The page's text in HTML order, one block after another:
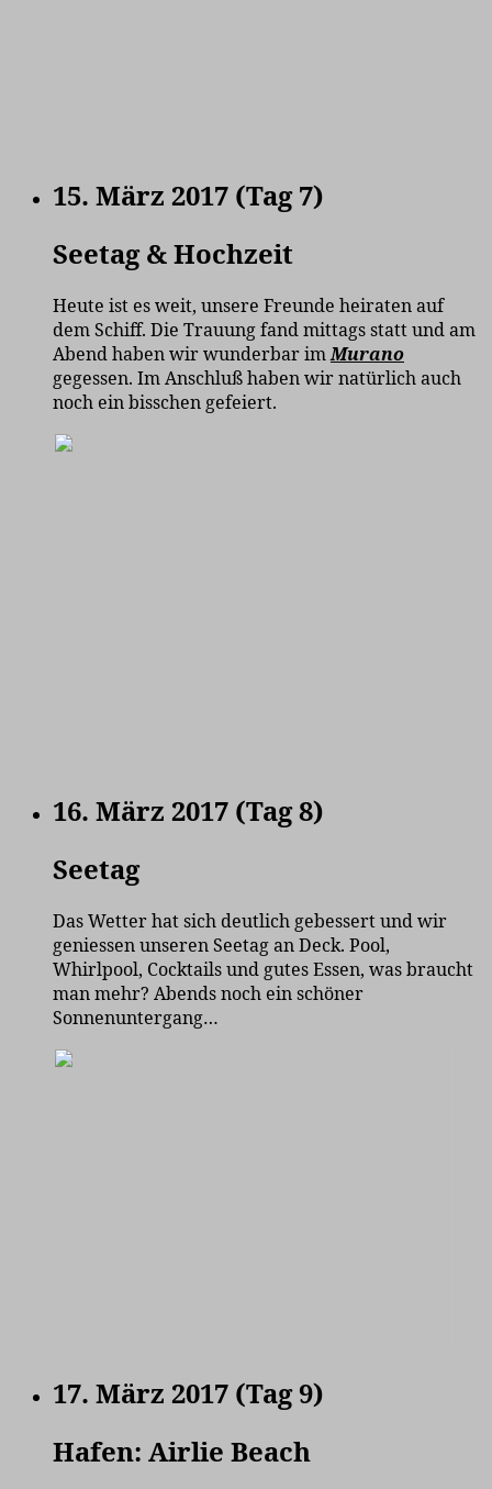
15. März 2017 (Tag 7)
Seetag & Hochzeit
Heute ist es weit, unsere Freunde heiraten auf
dem Schiff. Die Trauung fand mittags statt und am
Abend haben wir wunderbar imMurano
gegessen. Im Anschluß haben wir natürlich auch
noch ein bisschen gefeiert.
16. März 2017 (Tag 8)
Seetag
Das Wetter hat sich deutlich gebessert und wir
geniessen unseren Seetag an Deck. Pool,
Whirlpool, Cocktails und gutes Essen, was braucht
man mehr? Abends noch ein schöner
Sonnenuntergang…
17. März 2017 (Tag 9)
Hafen: Airlie Beach